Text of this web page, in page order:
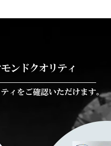
ンドクオリティ
ィをご確認いただけます。